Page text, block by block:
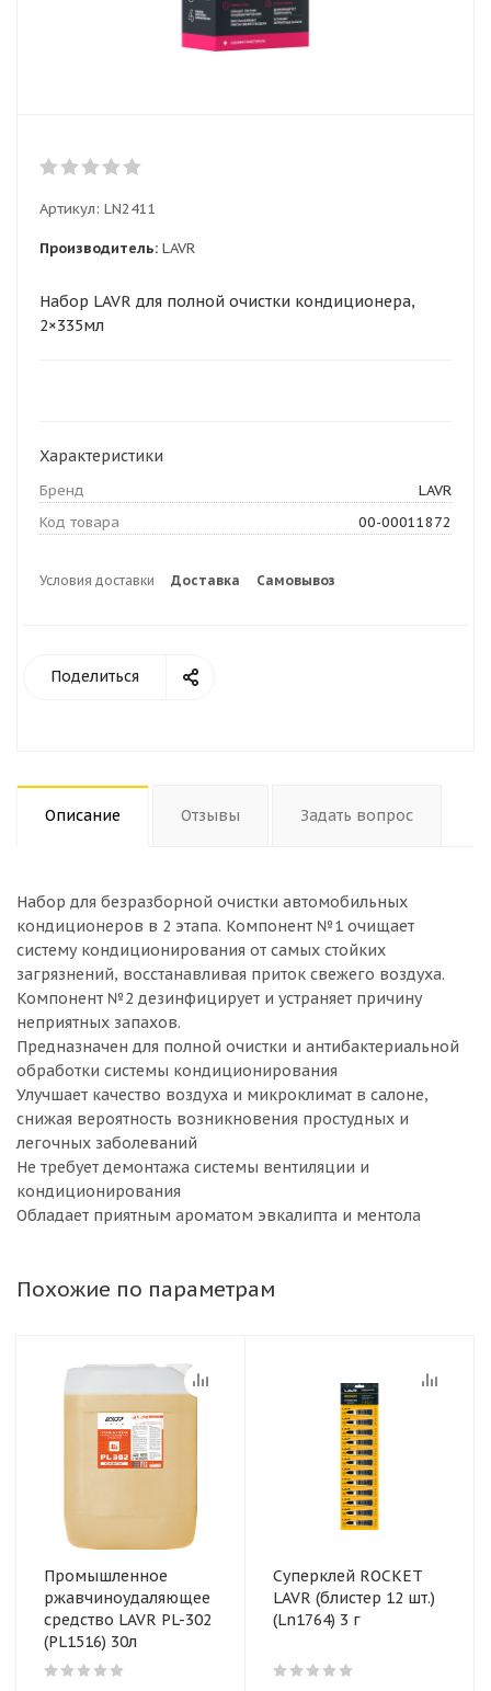
Артикул: LN2411
Производитель: LAVR
Набор LAVR для полной очистки кондиционера,
2×335мл
Характеристики
Бренд
LAVR
Код товара
00-00011872
Условия доставки Доставка Самовывоз
Поделиться
Описание Отзывы Задать вопрос
Набор для безразборной очистки автомобильных
кондиционеров в 2 этапа. Компонент №1 очищает
систему кондиционирования от самых стойких
загрязнений, восстанавливая приток свежего воздуха.
Компонент №2 дезинфицирует и устраняет причину
неприятных запахов.
Предназначен для полной очистки и антибактериальной
обработки системы кондиционирования
Улучшает качество воздуха и микроклимат в салоне,
снижая вероятность возникновения простудных и
легочных заболеваний
Не требует демонтажа системы вентиляции и
кондиционирования
Обладает приятным ароматом эвкалипта и ментола
Похожие по параметрам
Промышленное
ржавчиноудаляющее
средство LAVR PL-302
(PL1516) 30л
Суперклей ROCKET
LAVR (блистер 12 шт.)
(Ln1764) 3 г